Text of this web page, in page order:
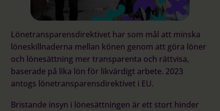
Lönetransparensdirektivet har som mål att minska
löneskillnaderna mellan könen genom att göra löner
och lönesättning mer transparenta och rättvisa,
baserade på lika lön för likvärdigt arbete. 2023
antogs lönetransparensdirektivet i EU.
Bristande insyn i lönesättningen är ett stort hinder